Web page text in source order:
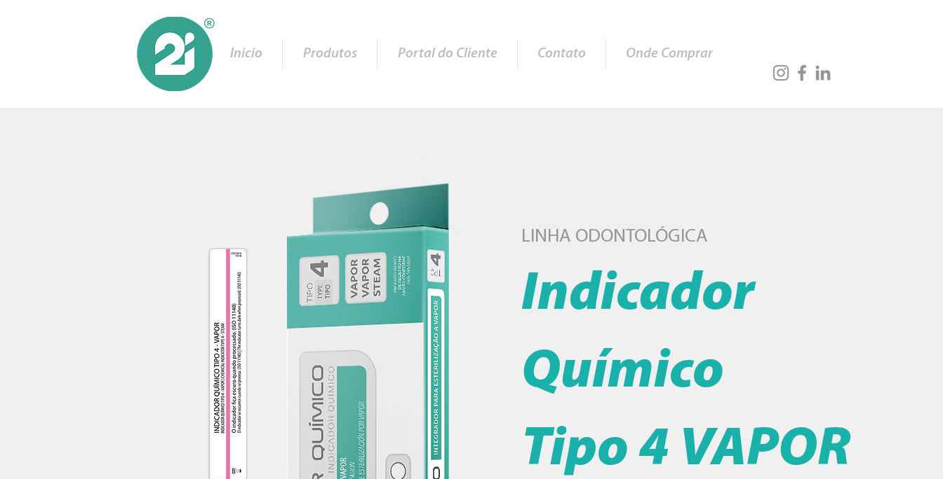
Inicio Produtos Portal do Cliente Contato Onde Comprar
LINHA ODONTOLÓGICA
Indicador
Químico
Tipo 4 VAPOR